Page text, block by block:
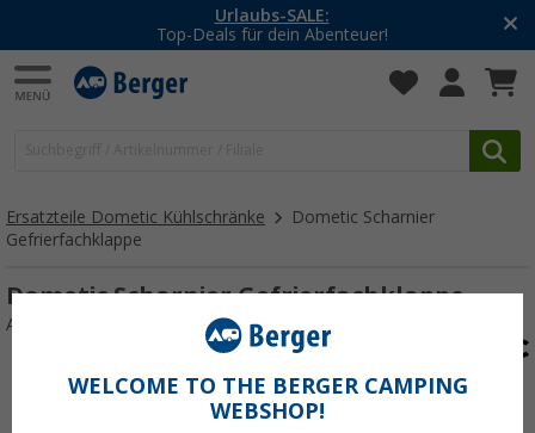
Urlaubs-SALE:
Top-Deals für dein Abenteuer!
Ersatzteile Dometic Kühlschränke
Dometic Scharnier
Gefrierfachklappe
Dometic Scharnier Gefrierfachklappe
Art.-Nr.: 540773
WELCOME TO THE BERGER CAMPING
WEBSHOP!